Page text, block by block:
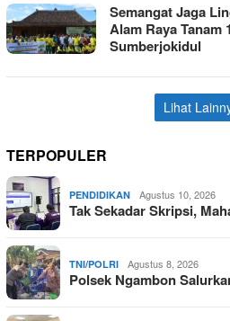
Semangat Jaga
Alam Raya Tanam
Sumberjokidul
Lihat
TERPOPULER
PENDIDIKAN Agustus 10, 2026
Tak Sekadar Skripsi,
TNI/POLRI Agustus 8, 2026
Polsek Ngambon